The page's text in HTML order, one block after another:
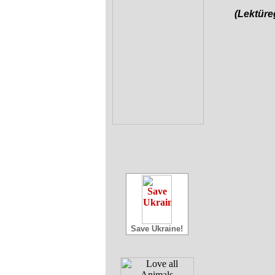
Save Ukraine!